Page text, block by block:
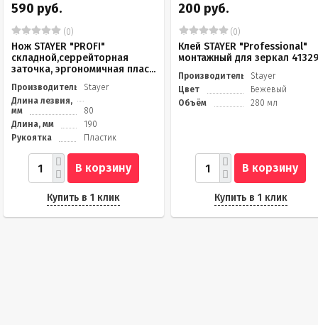
590 руб.
(0)
Нож STAYER "PROFI"
складной,серрейторная
заточка, эргономичная плас...
Производитель
Stayer
Длина лезвия,
мм
80
Длина, мм
190
Рукоятка
Пластик
В корзину
Купить в 1 клик
200 руб.
(0)
Клей STAYER "Professional"
монтажный для зеркал
Производитель
Stayer
Цвет
Бежевый
Объём
280 мл
В корзину
Купить в 1 клик